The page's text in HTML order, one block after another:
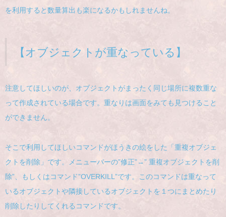
を利用すると数量算出も楽になるかもしれませんね。
【オブジェクトが重なっている】
注意してほしいのが、オブジェクトがまったく同じ場所に複数重な
って作成されている場合です。重なりは画面をみても見つけること
ができません。
そこで利用してほしいコマンドがほうきの絵をした「重複オブジェ
クトを削除」です。メニューバーの”修正”→” 重複オブジェクトを削
除”、もしくはコマンド”OVERKILL”です。このコマンドは重なって
いるオブジェクトや隣接しているオブジェクトを１つにまとめたり
削除したりしてくれるコマンドです。